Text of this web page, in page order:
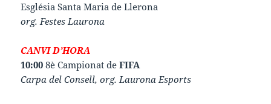
Església Santa Maria de Llerona
org. Festes Laurona
CANVI D’HORA
10:00 8è Campionat deFIFA
Carpa del Consell, org. Laurona Esports